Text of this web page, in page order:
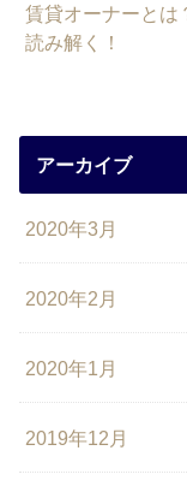
賃貸オーナーとは
読み解く！
アーカイブ
2020年3月
2020年2月
2020年1月
2019年12月